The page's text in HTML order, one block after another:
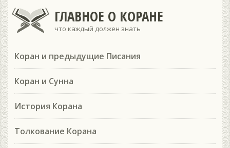
ГЛАВНОЕ О КОРАНЕ
что каждый должен знать
Коран и предыдущие Писания
Коран и Сунна
История Корана
Толкование Корана